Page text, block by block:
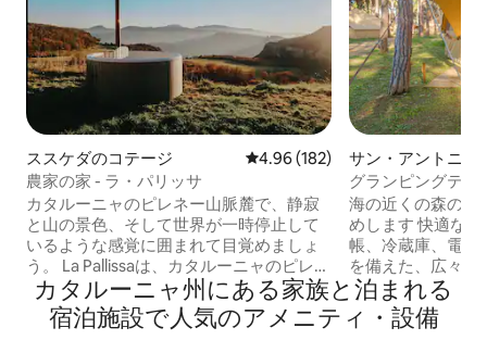
ススケダのコテージ レビュー182件、5つ星中4.96つ
4.96 (182)
農家の家 - ラ・パリッサ
カタルーニャのピレネー山脈麓で、静寂
と山の景色、そして世界が一時停止して
いるような感覚に囲まれて目覚めましょ
う。 La Pallissaは、カタルーニャのピレネ
ー山脈麓にある居心地のよい田舎の一軒
家で、喧騒から離れ、本当に大切なもの
とのつながりを取り戻したい方のために
サン・アントニ・
ンジェのキャンプ
グランピングテン
ーレ」
海の近くの森の中
めします 快適な枕、タオル、固定式蚊
帳、冷蔵庫、電気
を備えた、広々と
備の整ったグラ
ください。私た
の個人的な配慮を保証
カタルーニャ州にある家族と泊まれる
宿泊施設で人気のアメニティ・設備